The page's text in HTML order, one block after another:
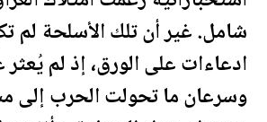
شامل. غير أن تلك الأسلحة لم
ادعاءات على الورق، إذ لم
وسرعان ما تحولت الحرب إلى